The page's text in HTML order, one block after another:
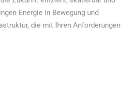
Energie in Bewegung und
die mit Ihren Anforderungen